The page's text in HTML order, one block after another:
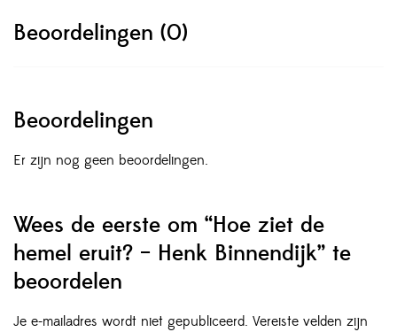
Beoordelingen (0)
Beoordelingen
Er zijn nog geen beoordelingen.
Wees de eerste om “Hoe ziet de
hemel eruit? – Henk Binnendijk” te
beoordelen
Je e-mailadres wordt niet gepubliceerd. Vereiste velden zijn